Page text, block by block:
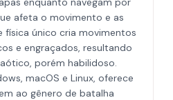
afeta o movimento e as
único cria movimentos
e engraçados, resultando
porém habilidoso.
macOS e Linux, oferece
ao gênero de batalha